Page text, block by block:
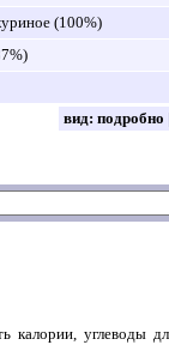
(100%)
вид: подробно
калории, углеводы